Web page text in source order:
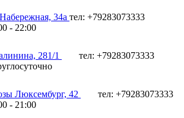
34а тел: +79283073333
- 22:00
281/1
тел: +79283073333
Люксембург, 42
тел: +79283073333
- 21:00